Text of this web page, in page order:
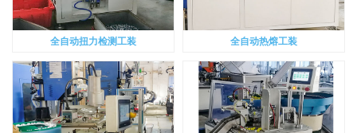
全自动扭力检测工装 全自动热熔工装